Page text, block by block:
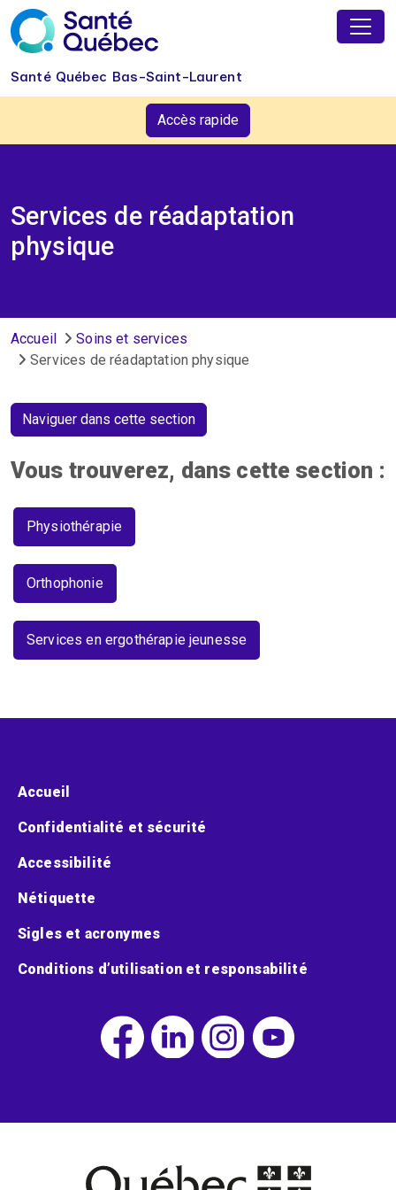
Aller au contenu principal
Santé Québec Bas-Saint-Laurent
Accès rapide
Services de réadaptation
physique
Fil d'Ariane
Accueil
Soins et services
Services de réadaptation physique
Naviguer dans cette section
Vous trouverez, dans cette section :
Physiothérapie
Orthophonie
Services en ergothérapie jeunesse
Menu pied de page
Accueil
Confidentialité et sécurité
Accessibilité
Nétiquette
Sigles et acronymes
Conditions d’utilisation et responsabilité